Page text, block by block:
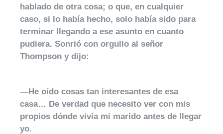
hablado de otra cosa; o que, en cualquier
caso, si lo había hecho, solo había sido para
terminar llegando a ese asunto en cuanto
pudiera. Sonrió con orgullo al señor
Thompson y dijo:
—He oído cosas tan interesantes de esa
casa… De verdad que necesito ver con mis
propios dónde vivía mi marido antes de llegar
yo.